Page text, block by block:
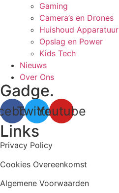
Gaming
Camera’s en Drones
Huishoud Apparatuur
Opslag en Power
Kids Tech
Nieuws
Over Ons
Gadge.
TwitterYoutube
Links
Privacy Policy
Cookies Overeenkomst
Algemene Voorwaarden